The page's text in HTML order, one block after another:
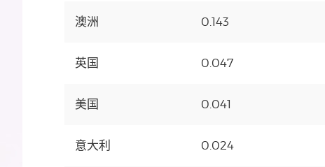
澳洲 0.143
英国 0.047
美国 0.041
意大利 0.024